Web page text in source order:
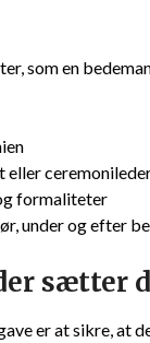
som en
formaliteter
under og efter
sætter
er at sikre, at